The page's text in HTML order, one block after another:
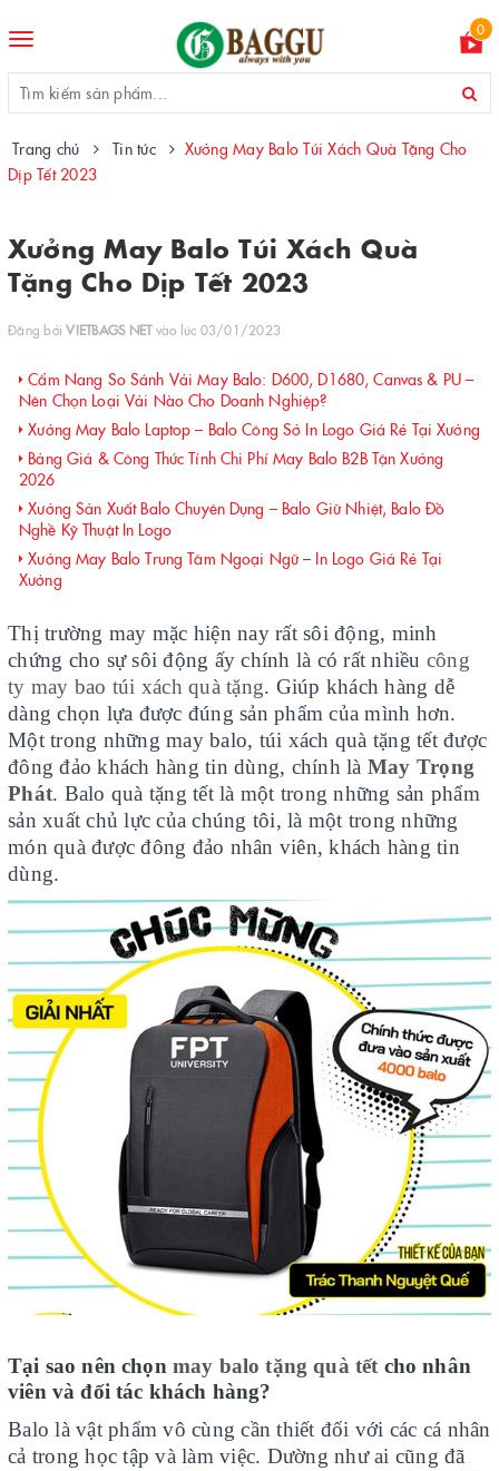
Toggle
0
Trang chủ Tin tức
Xưởng May Balo Túi Xách Quà Tặng Cho
Dịp Tết 2023
Xưởng May Balo Túi Xách Quà
Tặng Cho Dịp Tết 2023
Đăng bởiVIETBAGS NETvào lúc 03/01/2023
Cẩm Nang So Sánh Vải May Balo: D600, D1680, Canvas & PU –
Nên Chọn Loại Vải Nào Cho Doanh Nghiệp?
Xưởng May Balo Laptop – Balo Công Sở In Logo Giá Rẻ Tại Xưởng
Bảng Giá & Công Thức Tính Chi Phí May Balo B2B Tận Xưởng
2026
Xưởng Sản Xuất Balo Chuyên Dụng – Balo Giữ Nhiệt, Balo Đồ
Nghề Kỹ Thuật In Logo
Xưởng May Balo Trung Tâm Ngoại Ngữ – In Logo Giá Rẻ Tại
Xưởng
Thị trường may mặc hiện nay rất sôi động, minh
chứng cho sự sôi động ấy chính là có rất nhiều công
ty may bao túi xách quà tặng. Giúp khách hàng dễ
dàng chọn lựa được đúng sản phẩm của mình hơn.
Một trong những may balo, túi xách quà tặng tết được
đông đảo khách hàng tin dùng, chính là May Trọng
Phát. Balo quà tặng tết là một trong những sản phẩm
sản xuất chủ lực của chúng tôi, là một trong những
món quà được đông đảo nhân viên, khách hàng tin
dùng.
Tại sao nên chọn may balo tặng quà tếtcho nhân
viên và đối tác khách hàng?
Balo là vật phẩm vô cùng cần thiết đối với các cá nhân
cả trong học tập và làm việc. Dường như ai cũng đã